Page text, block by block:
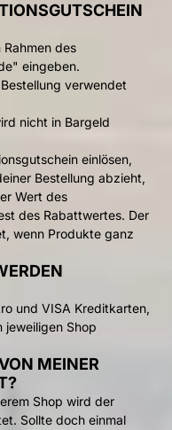
des
eingeben.
verwendet
nicht in Bargeld
einlösen,
Bestellung abzieht,
Wert des
des Rabattwertes. Der
wenn Produkte ganz
und VISA Kreditkarten,
jeweiligen Shop
MEINER
Shop wird der
Sollte doch einmal